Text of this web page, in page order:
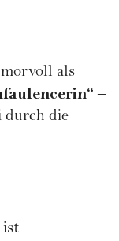
als
–
durch die
ist